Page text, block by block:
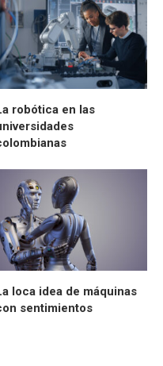
robótica en las
loca idea de máquinas
sentimientos